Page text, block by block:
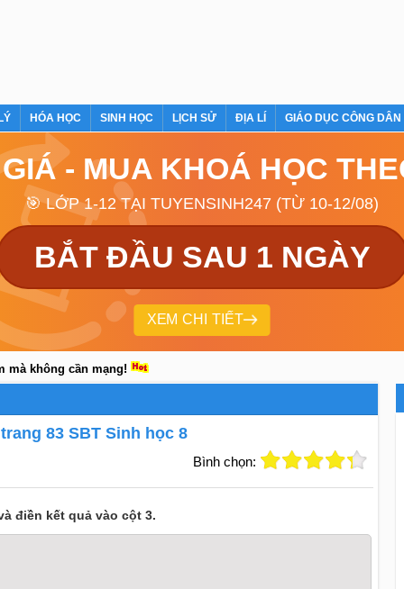
HÓA HỌC SINH HỌC LỊCH SỬ ĐỊA LÍ GIÁO DỤC CÔNG DÂN
- MUA KHOÁ HỌC
🎯 LỚP 1-12 TẠI TUYENSINH247 (TỪ 10-12/08)
BẮT ĐẦU SAU 1 NGÀY
XEM CHI TIẾT
mà không cần mạng!
83 SBT Sinh học 8
Bình chọn:
điền kết quả vào cột 3.